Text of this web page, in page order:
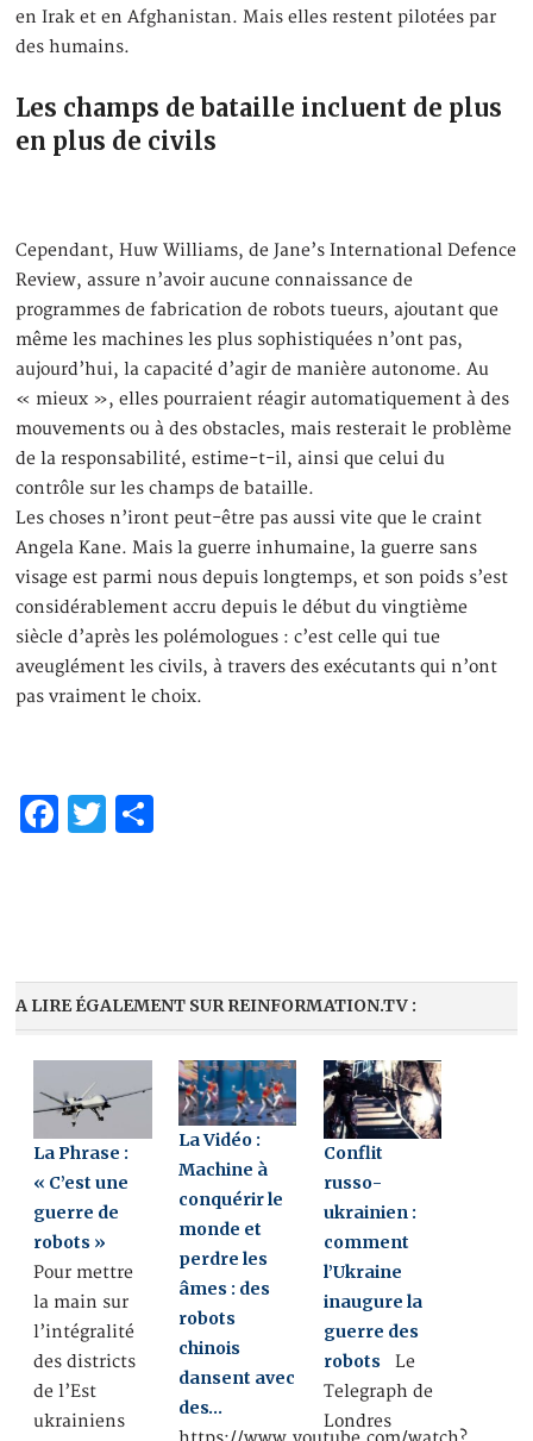
en Irak et en Afghanistan. Mais elles restent pilotées par
des humains.
Les champs de bataille incluent de plus
en plus de civils
Cependant, Huw Williams, de Jane’s International Defence
Review, assure n’avoir aucune connaissance de
programmes de fabrication de robots tueurs, ajoutant que
même les machines les plus sophistiquées n’ont pas,
aujourd’hui, la capacité d’agir de manière autonome. Au
« mieux », elles pourraient réagir automatiquement à des
mouvements ou à des obstacles, mais resterait le problème
de la responsabilité, estime-t-il, ainsi que celui du
contrôle sur les champs de bataille.
Les choses n’iront peut-être pas aussi vite que le craint
Angela Kane. Mais la guerre inhumaine, la guerre sans
visage est parmi nous depuis longtemps, et son poids s’est
considérablement accru depuis le début du vingtième
siècle d’après les polémologues : c’est celle qui tue
aveuglément les civils, à travers des exécutants qui n’ont
pas vraiment le choix.
Facebook
Twitter
A LIRE ÉGALEMENT SUR REINFORMATION.TV :
La Phrase :
« C’est une
guerre de
robots »
Pour mettre
la main sur
l’intégralité
des districts
de l’Est
ukrainiens
La Vidéo :
Machine à
conquérir le
monde et
perdre les
âmes : des
robots
chinois
dansent avec
des…
Conflit
russo-
ukrainien :
comment
l’Ukraine
inaugure la
guerre des
robots Le
Telegraph de
Londres